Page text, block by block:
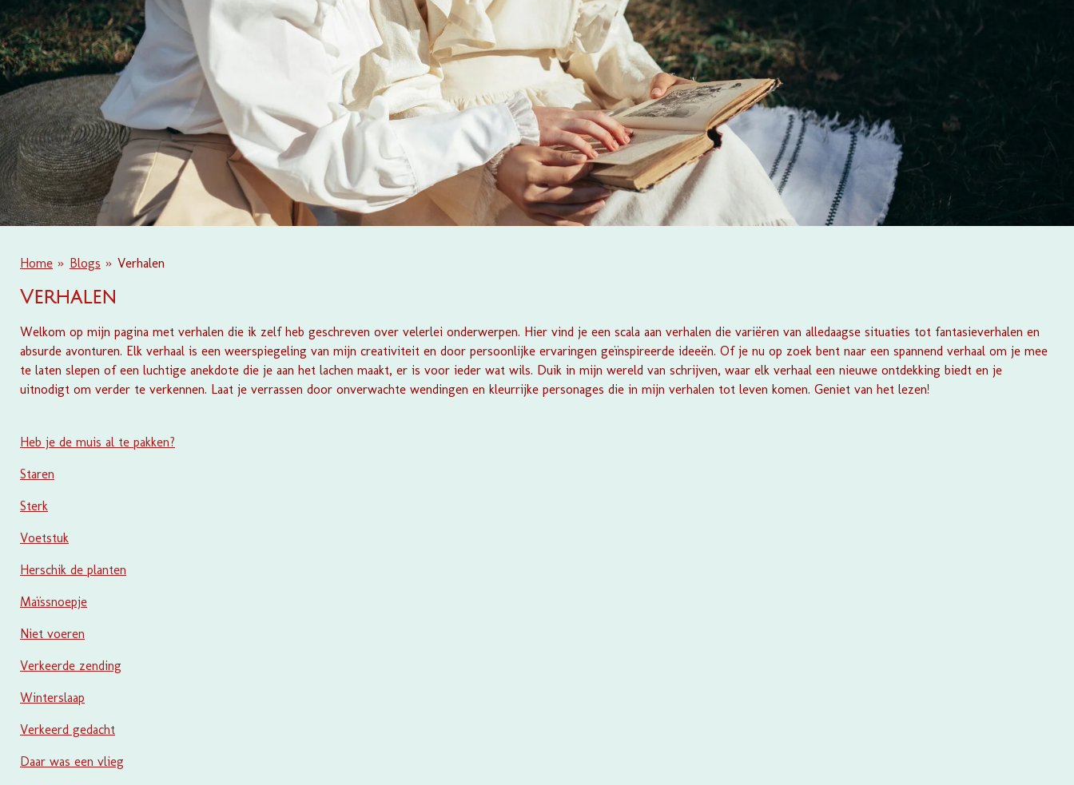
Home » Blogs » Verhalen
Verhalen
Welkom op mijn pagina met verhalen die ik zelf heb geschreven over velerlei onderwerpen. Hier vind je een scala aan verhalen die variëren van alledaagse situaties tot fantasieverhalen en
absurde avonturen. Elk verhaal is een weerspiegeling van mijn creativiteit en door persoonlijke ervaringen geïnspireerde ideeën. Of je nu op zoek bent naar een spannend verhaal om je mee
te laten slepen of een luchtige anekdote die je aan het lachen maakt, er is voor ieder wat wils. Duik in mijn wereld van schrijven, waar elk verhaal een nieuwe ontdekking biedt en je
uitnodigt om verder te verkennen. Laat je verrassen door onverwachte wendingen en kleurrijke personages die in mijn verhalen tot leven komen. Geniet van het lezen!
Heb je de muis al te pakken?
Staren
Sterk
Voetstuk
Herschik de planten
Maïssnoepje
Niet voeren
Verkeerde zending
Winterslaap
Verkeerd gedacht
Daar was een vlieg